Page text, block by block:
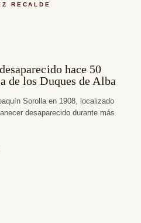
RECALDE
hace 50
de los Duques de Alba
Sorolla en 1908, localizado
desaparecido durante más